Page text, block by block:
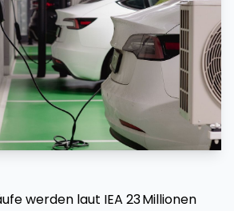
werden laut IEA 23 Millionen